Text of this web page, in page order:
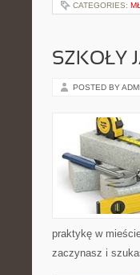
CATEGORIES:
SZKOŁY
POSTED BY
praktykę w
zaczynasz i